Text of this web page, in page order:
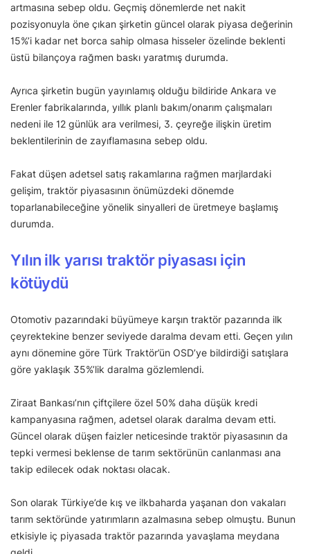
artmasına sebep oldu. Geçmiş dönemlerde net nakit
pozisyonuyla öne çıkan şirketin güncel olarak piyasa değerinin
15%’i kadar net borca sahip olmasa hisseler özelinde beklenti
üstü bilançoya rağmen baskı yaratmış durumda.
Ayrıca şirketin bugün yayınlamış olduğu bildiride Ankara ve
Erenler fabrikalarında, yıllık planlı bakım/onarım çalışmaları
nedeni ile 12 günlük ara verilmesi, 3. çeyreğe ilişkin üretim
beklentilerinin de zayıflamasına sebep oldu.
Fakat düşen adetsel satış rakamlarına rağmen marjlardaki
gelişim, traktör piyasasının önümüzdeki dönemde
toparlanabileceğine yönelik sinyalleri de üretmeye başlamış
durumda.
Yılın ilk yarısı traktör piyasası için
kötüydü
Otomotiv pazarındaki büyümeye karşın traktör pazarında ilk
çeyrektekine benzer seviyede daralma devam etti. Geçen yılın
aynı dönemine göre Türk Traktör’ün OSD’ye bildirdiği satışlara
göre yaklaşık 35%’lik daralma gözlemlendi.
Ziraat Bankası’nın çiftçilere özel 50% daha düşük kredi
kampanyasına rağmen, adetsel olarak daralma devam etti.
Güncel olarak düşen faizler neticesinde traktör piyasasının da
tepki vermesi beklense de tarım sektörünün canlanması ana
takip edilecek odak noktası olacak.
Son olarak Türkiye’de kış ve ilkbaharda yaşanan don vakaları
tarım sektöründe yatırımların azalmasına sebep olmuştu. Bunun
etkisiyle iç piyasada traktör pazarında yavaşlama meydana